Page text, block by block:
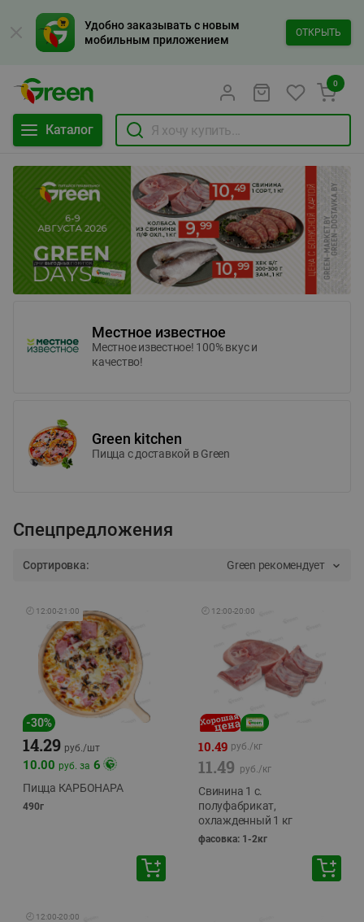
Удобно заказывать с новым
мобильным приложением
ОТКРЫТЬ
Каталог
0
Местное известное
Местное известное! 100% вкус и
качество!
Green kitchen
Пицца c доставкой в Green
Спецпредложения
Сортировка: Green рекомендует
🕘 12:00-21:00
-30%
14.29 руб./шт
10.00 руб. за 6
Пицца КАРБОНАРА
490г
🕘 12:00-20:00
10.49 руб./кг
11.49 руб./кг
Свинина 1 с.
полуфабрикат,
охлажденный 1 кг
фасовка: 1-2кг
🕘 12:00-20:00